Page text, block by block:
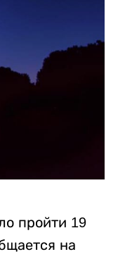
пройти 19
на